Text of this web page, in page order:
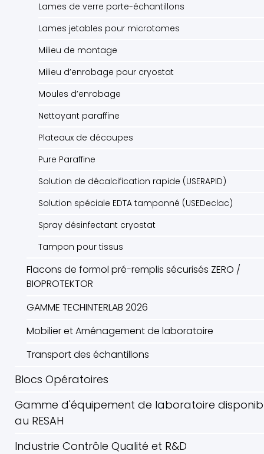
Lames de verre porte-échantillons
Lames jetables pour microtomes
Milieu de montage
Milieu d’enrobage pour cryostat
Moules d’enrobage
Nettoyant paraffine
Plateaux de découpes
Pure Paraffine
Solution de décalcification rapide (USERAPID)
Solution spéciale EDTA tamponné (USEDeclac)
Spray désinfectant cryostat
Tampon pour tissus
Flacons de formol pré-remplis sécurisés ZERO /
BIOPROTEKTOR
GAMME TECHINTERLAB 2026
Mobilier et Aménagement de laboratoire
Transport des échantillons
Blocs Opératoires
Gamme d'équipement de laboratoire
au RESAH
Industrie Contrôle Qualité et R&D